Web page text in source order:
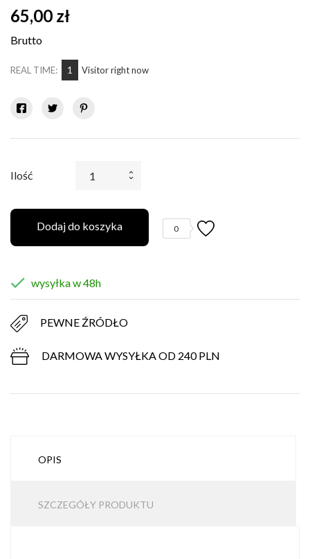
65,00 zł
Brutto
REAL TIME: 1 Visitor right now
Ilość
Dodaj do koszyka 0
 wysyłka w 48h
PEWNE ŹRÓDŁO
DARMOWA WYSYŁKA OD 240 PLN
OPIS
SZCZEGÓŁY PRODUKTU